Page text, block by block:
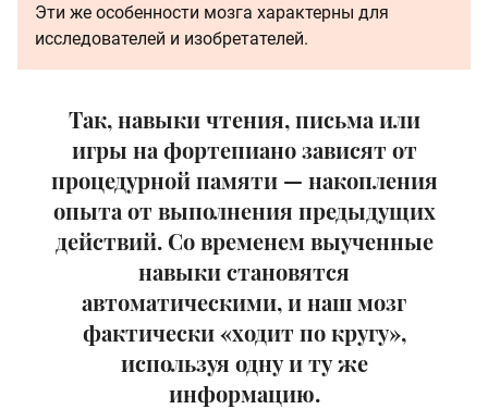
Эти же особенности мозга характерны для
исследователей и изобретателей.
Так, навыки чтения, письма или
игры на фортепиано зависят от
процедурной памяти — накопления
опыта от выполнения предыдущих
действий. Со временем выученные
навыки становятся
автоматическими, и наш мозг
фактически «ходит по кругу»,
используя одну и ту же
информацию.